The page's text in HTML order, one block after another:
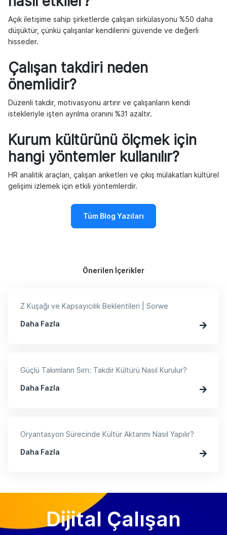
Açık iletişime sahip şirketlerde çalışan sirkülasyonu %50 daha
düşüktür, çünkü çalışanlar kendilerini güvende ve değerli
hisseder.
Çalışan takdiri neden
önemlidir?
Düzenli takdir, motivasyonu artırır ve çalışanların kendi
istekleriyle işten ayrılma oranını %31 azaltır.
Kurum kültürünü ölçmek için
hangi yöntemler kullanılır?
HR analitik araçları, çalışan anketleri ve çıkış mülakatları kültürel
gelişimi izlemek için etkili yöntemlerdir.
Tüm Blog Yazıları
Önerilen İçerikler
Z Kuşağı ve Kapsayıcılık Beklentileri | Sorwe
Daha Fazla
Güçlü Takımların Sırrı: Takdir Kültürü Nasıl Kurulur?
Daha Fazla
Oryantasyon Sürecinde Kültür Aktarımı Nasıl Yapılır?
Daha Fazla
Dijital Çalışan